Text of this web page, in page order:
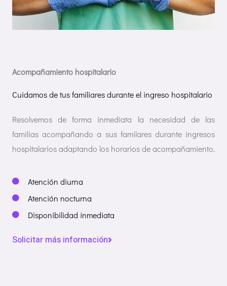
Acompañamiento hospitalario
Cuidamos de tus familiares durante el ingreso hospitalario
Resolvemos de forma inmediata la necesidad de las
familias acompañando a sus familares durante ingresos
hospitalarios adaptando los horarios de acompañamiento.
Atención diurna
Atención nocturna
Disponibilidad inmediata
Solicitar más información